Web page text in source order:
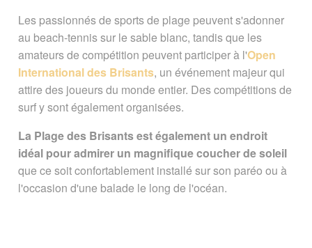
Les passionnés de sports de plage peuvent s'adonner
au beach-tennis sur le sable blanc, tandis que les
amateurs de compétition peuvent participer à l'Open
International des Brisants, un événement majeur qui
attire des joueurs du monde entier. Des compétitions de
surf y sont également organisées.
La Plage des Brisants est également un endroit
idéal pour admirer un magnifique coucher de soleil
que ce soit confortablement installé sur son paréo ou à
l'occasion d'une balade le long de l'océan.